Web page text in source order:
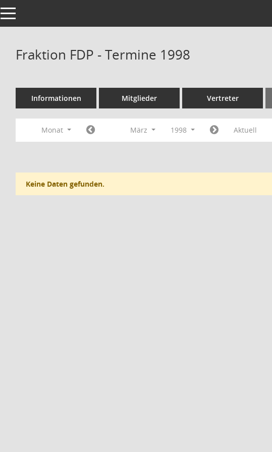
Toggle navigation
Fraktion FDP - Termine 1998
Informationen Mitglieder Vertreter
Monat März 1998 Aktuell
Keine Daten gefunden.